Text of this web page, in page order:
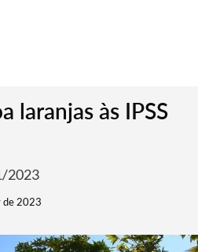
laranjas às IPSS
2023
de 2023